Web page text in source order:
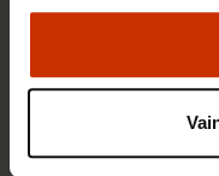
Mikä muuttui